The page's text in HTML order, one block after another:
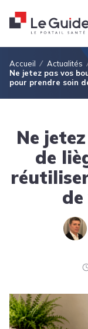
Fil d'Ariane
Accueil Actualités
Ne jetez pas vos
pour prendre soin
Ne
de